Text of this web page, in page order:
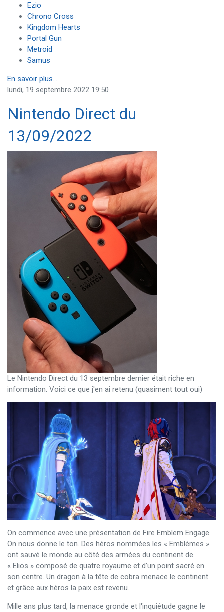
Ezio
Chrono Cross
Kingdom Hearts
Portal Gun
Metroid
Samus
En savoir plus...
lundi, 19 septembre 2022 19:50
Nintendo Direct du
13/09/2022
Le Nintendo Direct du 13 septembre dernier était riche en
information. Voici ce que j'en ai retenu (quasiment tout oui)
On commence avec une présentation de Fire Emblem Engage.
On nous donne le ton. Des héros nommées les « Emblèmes »
ont sauvé le monde au côté des armées du continent de
« Elios » composé de quatre royaume et d’un point sacré en
son centre. Un dragon à la tête de cobra menace le continent
et grâce aux héros la paix est revenu.
Mille ans plus tard, la menace gronde et l'inquiétude gagne le